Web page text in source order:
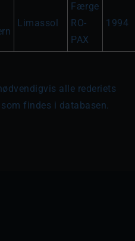
Limassol
Færge
RO-
PAX
1994
alle rederiets
findes i databasen.